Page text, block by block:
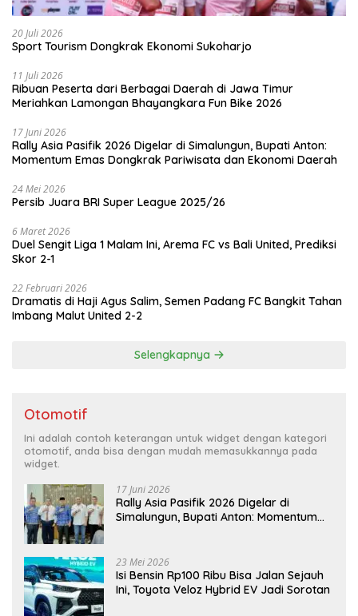
20 Juli 2026
Sport Tourism Dongkrak Ekonomi Sukoharjo
11 Juli 2026
Ribuan Peserta dari Berbagai Daerah di Jawa Timur
Meriahkan Lamongan Bhayangkara Fun Bike 2026
17 Juni 2026
Rally Asia Pasifik 2026 Digelar di Simalungun, Bupati Anton:
Momentum Emas Dongkrak Pariwisata dan Ekonomi Daerah
24 Mei 2026
Persib Juara BRI Super League 2025/26
6 Maret 2026
Duel Sengit Liga 1 Malam Ini, Arema FC vs Bali United, Prediksi
Skor 2-1
22 Februari 2026
Dramatis di Haji Agus Salim, Semen Padang FC Bangkit Tahan
Imbang Malut United 2-2
Selengkapnya
Otomotif
Ini adalah contoh keterangan untuk widget dengan kategori
otomotif, anda bisa dengan mudah memasukkannya pada
widget.
17 Juni 2026
Rally Asia Pasifik 2026 Digelar di
Simalungun, Bupati Anton: Momentum
23 Mei 2026
Isi Bensin Rp100 Ribu Bisa Jalan Sejauh
Ini, Toyota Veloz Hybrid EV Jadi Sorotan